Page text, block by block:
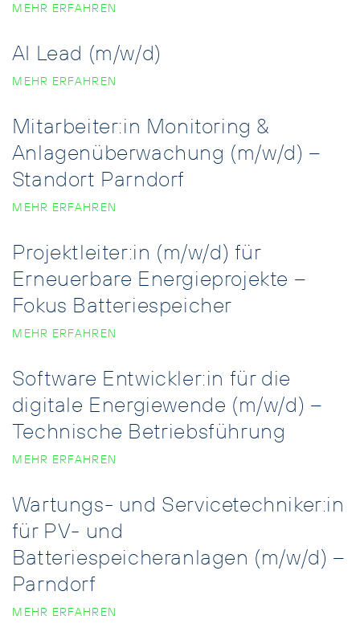
MEHR ERFAHREN
AI Lead (m/w/d)
MEHR ERFAHREN
Mitarbeiter:in Monitoring &
Anlagenüberwachung (m/w/d) –
Standort Parndorf
MEHR ERFAHREN
Projektleiter:in (m/w/d) für
Erneuerbare Energieprojekte –
Fokus Batteriespeicher
MEHR ERFAHREN
Software Entwickler:in für die
digitale Energiewende (m/w/d) –
Technische Betriebsführung
MEHR ERFAHREN
Wartungs- und Servicetechniker:in
für PV- und
Batteriespeicheranlagen (m/w/d) –
Parndorf
MEHR ERFAHREN